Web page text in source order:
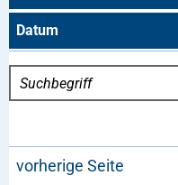
Datum
vorherige Seite